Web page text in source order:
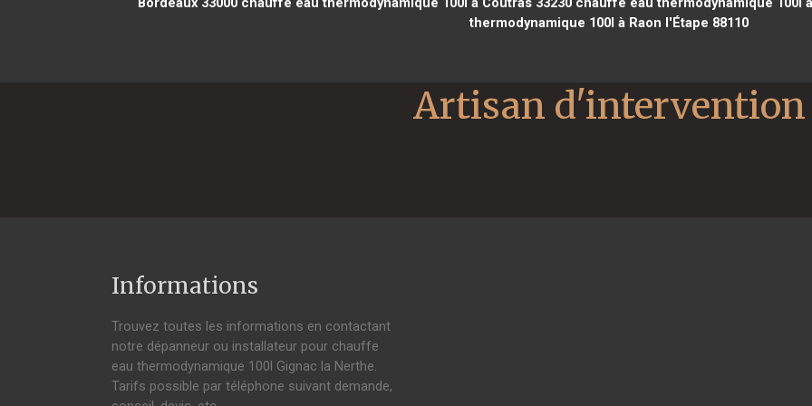
thermodynamique 100l à Raon l'Étape 88110
Informations
Trouvez toutes les informations en contactant
notre dépanneur ou installateur pour chauffe
eau thermodynamique 100l Gignac la Nerthe.
Tarifs possible par téléphone suivant demande,
Artisan d'intervention